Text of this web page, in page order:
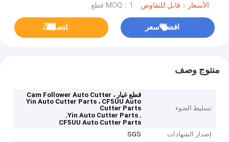
الأسعار：قابل للتفاوض MOQ：1 قطع
افضل سعر ﺎﺘﺼﻟ ﺍﻶﻧ
منتوج وصف
تسليط الضوء
قطع غيار Cam Follower Auto Cutter ،
Yin Auto Cutter Parts ، CF5UU Auto
Cutter Parts
,
Yin Auto Cutter Parts
,
CF5UU Auto Cutter Parts
إصدار الشهادات
SGS